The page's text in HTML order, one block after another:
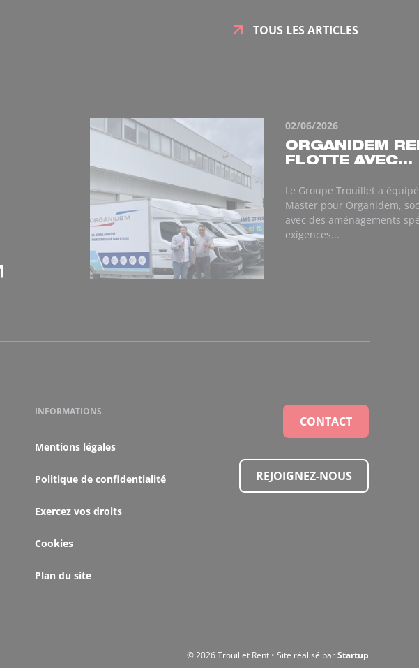
TOUS LES ARTICLES
02/06/2026
ORGANIDEM
FLOTTE AVEC...
Le Groupe Trouillet a
Master pour Organidem,
avec des aménagements
exigences...
CONTACT
REJOIGNEZ-NOUS
INFORMATIONS
Mentions légales
Politique de confidentialité
Exercez vos droits
Cookies
Plan du site
© 2026 Trouillet Rent • Site réalisé parStartup